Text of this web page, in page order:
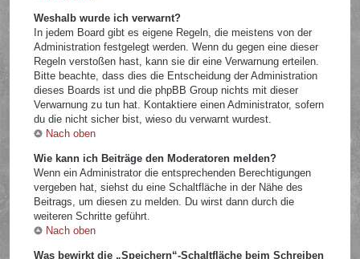
Weshalb wurde ich verwarnt?
In jedem Board gibt es eigene Regeln, die meistens von der
Administration festgelegt werden. Wenn du gegen eine dieser
Regeln verstoßen hast, kann sie dir eine Verwarnung erteilen.
Bitte beachte, dass dies die Entscheidung der Administration
dieses Boards ist und die phpBB Group nichts mit dieser
Verwarnung zu tun hat. Kontaktiere einen Administrator, sofern
du die nicht sicher bist, wieso du verwarnt wurdest.
Nach oben
Wie kann ich Beiträge den Moderatoren melden?
Wenn ein Administrator die entsprechenden Berechtigungen
vergeben hat, siehst du eine Schaltfläche in der Nähe des
Beitrags, um diesen zu melden. Du wirst dann durch die
weiteren Schritte geführt.
Nach oben
Was bewirkt die „Speichern“-Schaltfläche beim Schreiben